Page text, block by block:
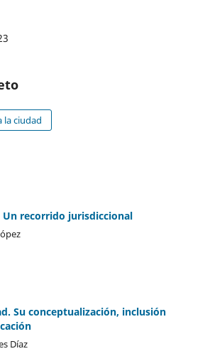
la ciudad
Un recorrido jurisdiccional
Su conceptualización, inclusión
Díaz